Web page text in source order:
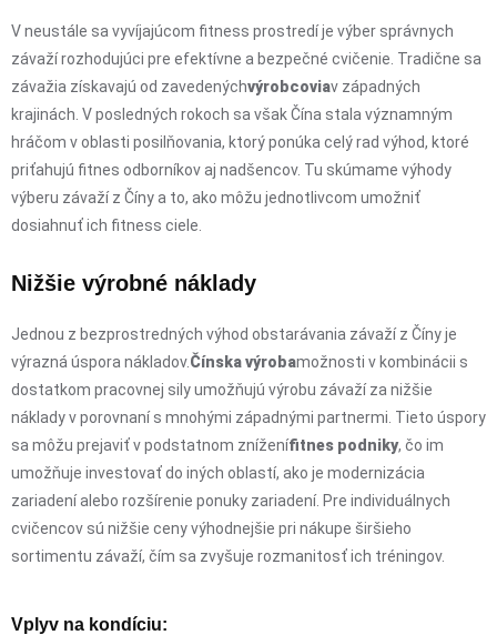
V neustále sa vyvíjajúcom fitness prostredí je výber správnych
závaží rozhodujúci pre efektívne a bezpečné cvičenie. Tradične sa
závažia získavajú od zavedenýchvýrobcoviav západných
krajinách. V posledných rokoch sa však Čína stala významným
hráčom v oblasti posilňovania, ktorý ponúka celý rad výhod, ktoré
priťahujú fitnes odborníkov aj nadšencov. Tu skúmame výhody
výberu závaží z Číny a to, ako môžu jednotlivcom umožniť
dosiahnuť ich fitness ciele.
Nižšie výrobné náklady
Jednou z bezprostredných výhod obstarávania závaží z Číny je
výrazná úspora nákladov.Čínska výrobamožnosti v kombinácii s
dostatkom pracovnej sily umožňujú výrobu závaží za nižšie
náklady v porovnaní s mnohými západnými partnermi. Tieto úspory
sa môžu prejaviť v podstatnom zníženífitnes podniky, čo im
umožňuje investovať do iných oblastí, ako je modernizácia
zariadení alebo rozšírenie ponuky zariadení. Pre individuálnych
cvičencov sú nižšie ceny výhodnejšie pri nákupe širšieho
sortimentu závaží, čím sa zvyšuje rozmanitosť ich tréningov.
Vplyv na kondíciu: